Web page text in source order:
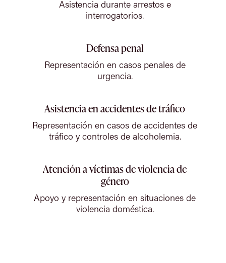
Asistencia durante arrestos e
interrogatorios.
Defensa penal
Representación en casos penales de
urgencia.
Asistencia en accidentes de tráfico
Representación en casos de accidentes de
tráfico y controles de alcoholemia.
Atención a víctimas de violencia de
género
Apoyo y representación en situaciones de
violencia doméstica.